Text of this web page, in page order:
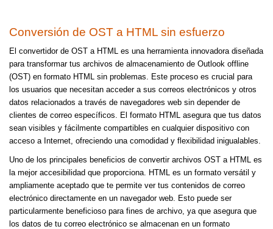
Conversión de OST a HTML sin esfuerzo
El convertidor de OST a HTML es una herramienta innovadora diseñada
para transformar tus archivos de almacenamiento de Outlook offline
(OST) en formato HTML sin problemas. Este proceso es crucial para
los usuarios que necesitan acceder a sus correos electrónicos y otros
datos relacionados a través de navegadores web sin depender de
clientes de correo específicos. El formato HTML asegura que tus datos
sean visibles y fácilmente compartibles en cualquier dispositivo con
acceso a Internet, ofreciendo una comodidad y flexibilidad inigualables.
Uno de los principales beneficios de convertir archivos OST a HTML es
la mejor accesibilidad que proporciona. HTML es un formato versátil y
ampliamente aceptado que te permite ver tus contenidos de correo
electrónico directamente en un navegador web. Esto puede ser
particularmente beneficioso para fines de archivo, ya que asegura que
los datos de tu correo electrónico se almacenan en un formato